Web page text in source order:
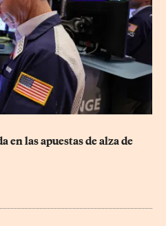
en las apuestas de alza de